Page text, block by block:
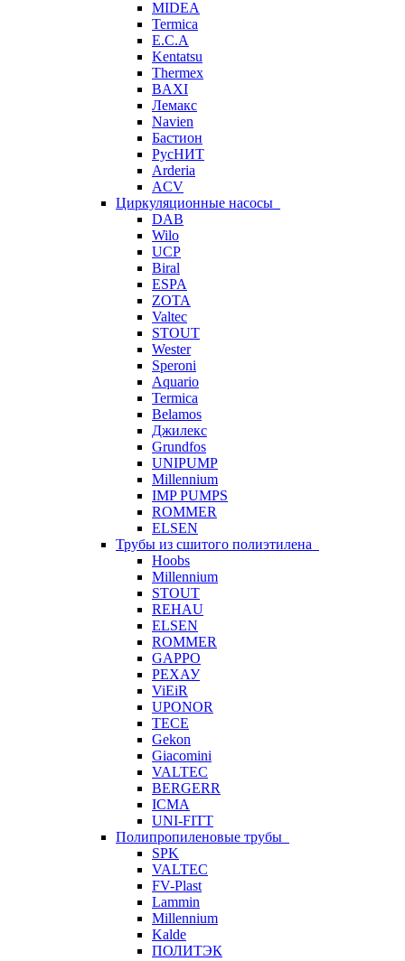
MIDEA
Termica
E.C.A
Kentatsu
Thermex
BAXI
Лемакс
Navien
Бастион
РусНИТ
Arderia
ACV
Циркуляционные насосы
DAB
Wilo
UCP
Biral
ESPA
ZOTA
Valtec
STOUT
Wester
Speroni
Aquario
Termica
Belamos
Джилекс
Grundfos
UNIPUMP
Millennium
IMP PUMPS
ROMMER
ELSEN
Трубы из сшитого полиэтилена
Hoobs
Millennium
STOUT
REHAU
ELSEN
ROMMER
GAPPO
РЕХАУ
ViEiR
UPONOR
TECE
Gekon
Giacomini
VALTEC
BERGERR
ICMA
UNI-FITT
Полипропиленовые трубы
SPK
VALTEC
FV-Plast
Lammin
Millennium
Kalde
ПОЛИТЭК